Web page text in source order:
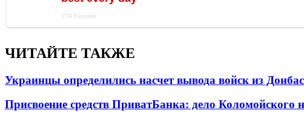
ЧИТАЙТЕ ТАКЖЕ
Украинцы определились насчет вывода войск из
Присвоение средств ПриватБанка: дело Коломойского